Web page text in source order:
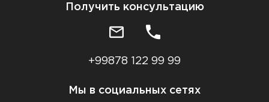
Получить консультацию
+99878 122 99 99
Мы в социальных сетях